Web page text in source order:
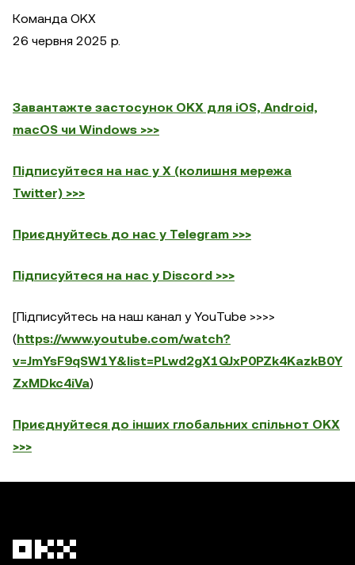
Команда OKX
26 червня 2025 р.
Завантажте застосунок OKX для iOS, Android,
macOS чи Windows >>>
Підписуйтеся на нас у X (колишня мережа
Twitter) >>>
Приєднуйтесь до нас у Telegram >>>
Підписуйтеся на нас у Discord >>>
[Підписуйтесь на наш канал у YouTube >>>>
(https://www.youtube.com/watch?
v=JmYsF9qSW1Y&list=PLwd2gX1QJxP0PZk4KazkB0Y
ZxMDkc4iVa)
Приєднуйтеся до інших глобальних спільнот OKX
>>>